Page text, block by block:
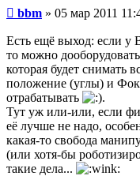
Сообщение
bbm » 05 мар 2011
Есть ещё выход: если у
то можно
которая будет снимать
положение (углы) и
отрабатывать
.
Тут уж или-или, если
её лучше не надо,
какая-то свобода
(или хотя-бы
такие дела...